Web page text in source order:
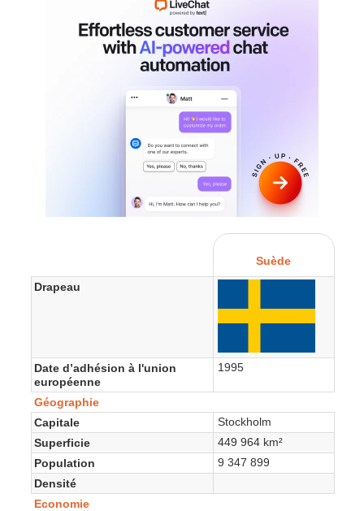
Suède
Drapeau
Date d’adhésion à l'union
européenne
1995
Géographie
Capitale
Stockholm
Superficie
449 964 km²
Population
9 347 899
Densité
Economie